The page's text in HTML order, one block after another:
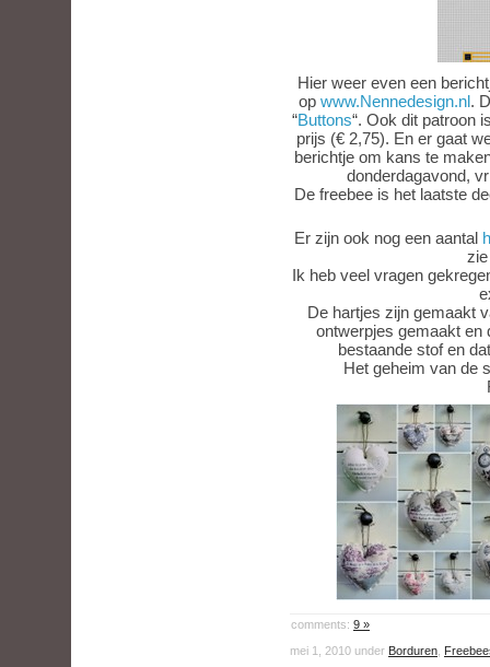
Hier weer even een
op www.Nennedesign.nl.
“Buttons“. Ook dit patroon
prijs (€ 2,75). En er gaat
berichtje om kans te
donderdagavond,
De freebee is het laatste
Er zijn ook nog een aantal
zie
Ik heb veel vragen
De hartjes zijn gemaakt
ontwerpjes gemaakt en
bestaande stof en
Het geheim van de
comments: 9 »
mei 1, 2010 under Borduren